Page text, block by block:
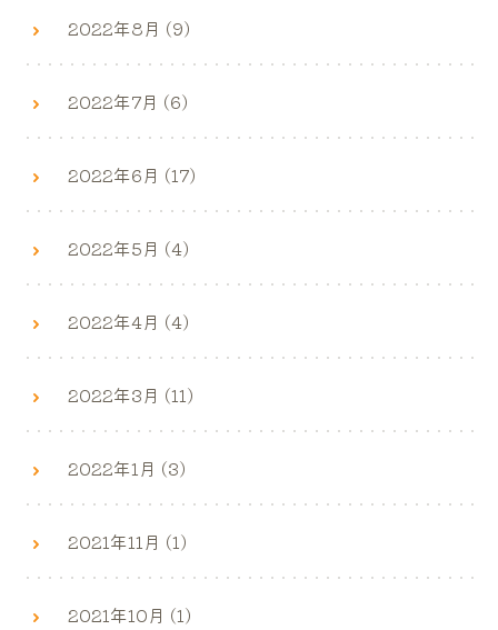
2022年8月 (9)
2022年7月 (6)
2022年6月 (17)
2022年5月 (4)
2022年4月 (4)
2022年3月 (11)
2022年1月 (3)
2021年11月 (1)
2021年10月 (1)